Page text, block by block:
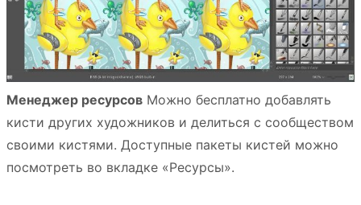
Менеджер ресурсов Можно бесплатно добавлять
кисти других художников и делиться с сообществом
своими кистями. Доступные пакеты кистей можно
посмотреть во вкладке «Ресурсы».